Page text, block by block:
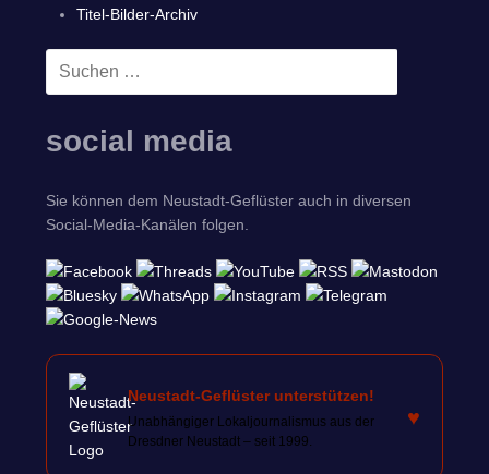
Titel-Bilder-Archiv
Suchen
social media
Sie können dem Neustadt-Geflüster auch in diversen
Social-Media-Kanälen folgen.
Neustadt-Geflüster unterstützen!
Unabhängiger Lokaljournalismus aus der
Dresdner Neustadt – seit 1999.
♥